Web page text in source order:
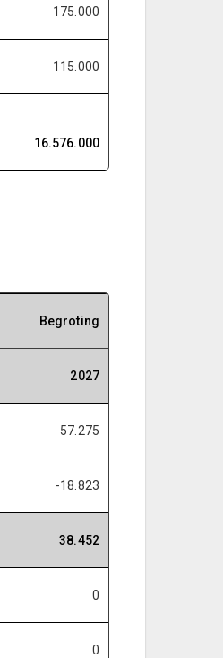
175.000
115.000
16.576.000
Begroting
2027
57.275
-18.823
38.452
0
0